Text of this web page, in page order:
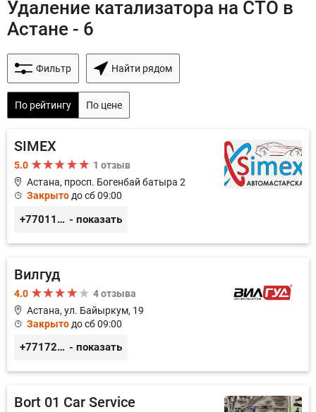
Удаление катализатора на СТО в
Астане - 6
Фильтр Найти рядом
По рейтингу По цене
SIMEX
5.0
1 отзыв
Астана, просп. Богенбай батыра 2
Закрыто до сб 09:00
+77011248780 - показать
Вилгуд
4.0
4 отзыва
Астана, ул. Байыркум, 19
Закрыто до сб 09:00
+77172978380 - показать
Bort 01 Car Service